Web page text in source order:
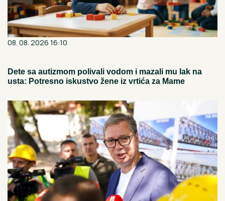
08. 08. 2026 16:10
Dete sa autizmom polivali vodom i mazali mu lak na
usta: Potresno iskustvo žene iz vrtića za Mame